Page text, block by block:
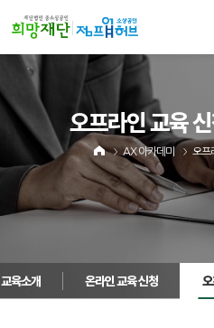
오프라인 교육
AX 아카데미 오프
교육소개 온라인 교육 신청